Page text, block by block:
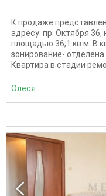
К продаже
адресу: пр. Октября
площадью 36,1 кв.м. В
зонирование-
Квартира в стадии
Олеся